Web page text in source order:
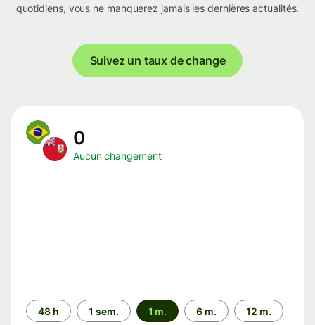
quotidiens, vous ne manquerez jamais les dernières actualités.
Suivez un taux de change
0
Aucun changement
Période
48 h 1 sem. 1 m. 6 m. 12 m.